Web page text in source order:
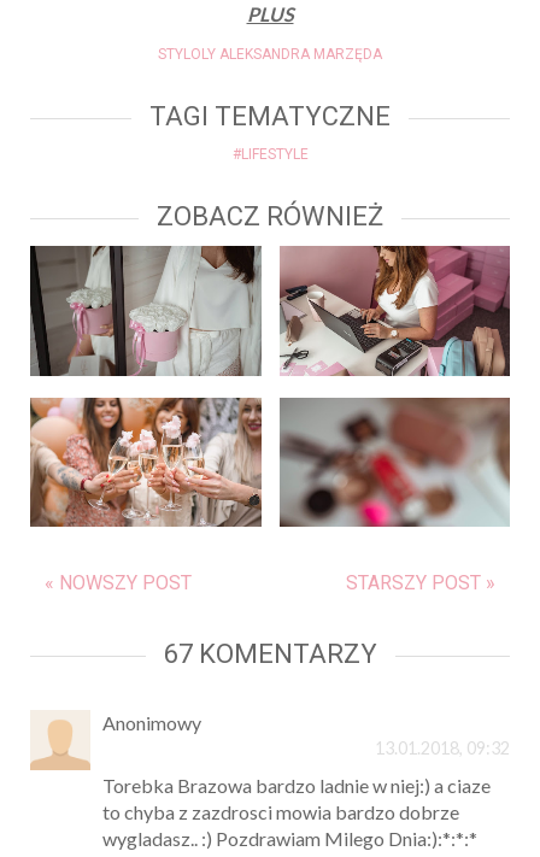
PLUS
STYLOLY ALEKSANDRA MARZĘDA
TAGI TEMATYCZNE
#LIFESTYLE
ZOBACZ RÓWNIEŻ
« NOWSZY POST STARSZY POST »
67 KOMENTARZY
Anonimowy
13.01.2018, 09:32
Torebka Brazowa bardzo ladnie w niej:) a ciaze
to chyba z zazdrosci mowia bardzo dobrze
wygladasz.. :) Pozdrawiam Milego Dnia:):*:*:*